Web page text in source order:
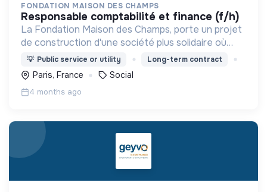
FONDATION MAISON DES CHAMPS
responsable comptabilité et finance (f/h)
La Fondation Maison des Champs, porte un projet
de construction d'une société plus solidaire où
chacun peut être reconnu dans sa dignité, grandir
et vieillir en humanité.
💡 Public service or utility Long-term contract
Paris, France Social
4 months ago